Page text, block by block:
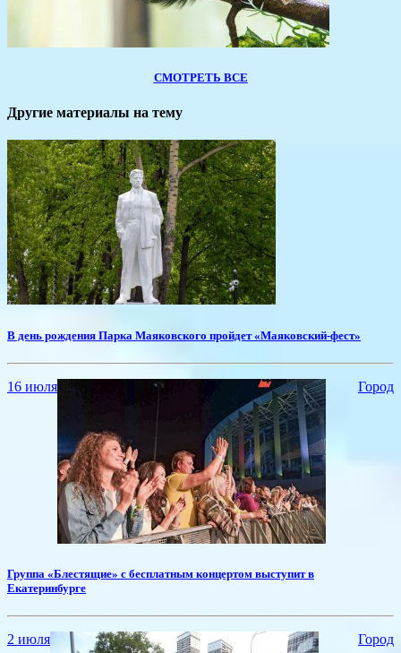
СМОТРЕТЬ ВСЕ
Другие материалы на тему
​В день рождения Парка Маяковского пройдет «Маяковский-фест»
16 июля Город
​Группа «Блестящие» с бесплатным концертом выступит в
Екатеринбурге
2 июля Город